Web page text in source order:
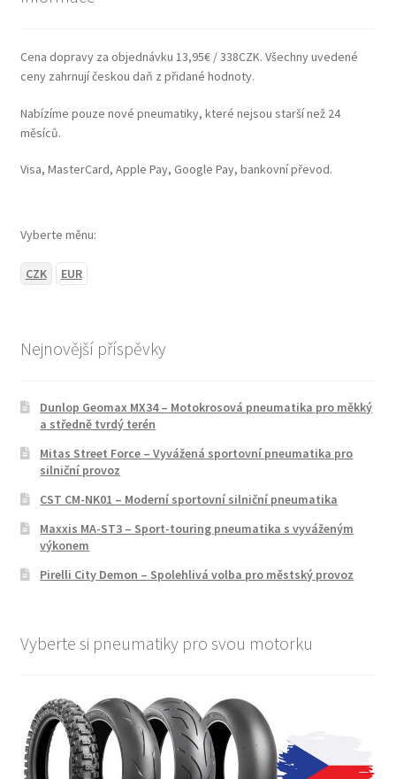
Cena dopravy za objednávku 13,95€ / 338CZK. Všechny uvedené
ceny zahrnují českou daň z přidané hodnoty.
Nabízíme pouze nové pneumatiky, které nejsou starší než 24
měsíců.
Visa, MasterCard, Apple Pay, Google Pay, bankovní převod.
Vyberte měnu:
CZK EUR
Nejnovější příspěvky
Dunlop Geomax MX34 – Motokrosová pneumatika pro měkký
a středně tvrdý terén
Mitas Street Force – Vyvážená sportovní pneumatika pro
silniční provoz
CST CM-NK01 – Moderní sportovní silniční pneumatika
Maxxis MA-ST3 – Sport-touring pneumatika s vyváženým
výkonem
Pirelli City Demon – Spolehlivá volba pro městský provoz
Vyberte si pneumatiky pro svou motorku